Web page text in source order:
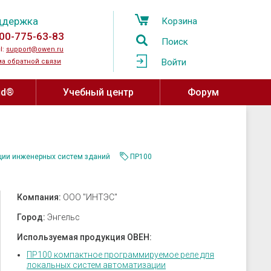
775-63-83
support@owen.ru
обратной связи
Корзина
Поиск
Войти
и
давления
датчики
OwenCloud
SCADA системы
Конфигураторы
Драйверы и библиотеки ОВЕН
Учебный центр Форум
инженерных систем зданий
ПР100
Компания: ООО "ИНТЭС"
Город: Энгельс
Используемая продукция ОВЕН:
ПР100 компактное программируемое реле для
локальных систем автоматизации